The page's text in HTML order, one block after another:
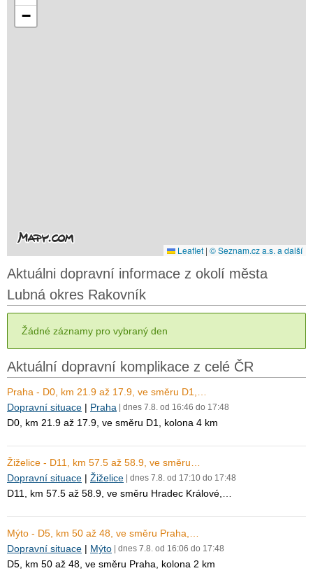
−
Leaflet | © Seznam.cz a.s. a další
Aktuálni dopravní informace z okolí města
Lubná okres Rakovník
Žádné záznamy pro vybraný den
Aktuální dopravní komplikace z celé ČR
Praha - D0, km 21.9 až 17.9, ve směru D1,…
Dopravní situace | Praha | dnes 7.8. od 16:46 do 17:48
D0, km 21.9 až 17.9, ve směru D1, kolona 4 km
Žiželice - D11, km 57.5 až 58.9, ve směru…
Dopravní situace | Žiželice | dnes 7.8. od 17:10 do 17:48
D11, km 57.5 až 58.9, ve směru Hradec Králové,…
Mýto - D5, km 50 až 48, ve směru Praha,…
Dopravní situace | Mýto | dnes 7.8. od 16:06 do 17:48
D5, km 50 až 48, ve směru Praha, kolona 2 km